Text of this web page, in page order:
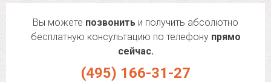
Вы можете позвонить и получить абсолютно
бесплатную консультацию по телефону прямо
сейчас.
(495) 166-31-27